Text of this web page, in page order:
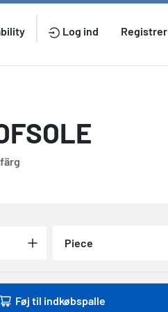
Log ind Registrer
Piece
Føj til indkøbspalle